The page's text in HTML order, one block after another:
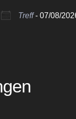
Treff- 07/08/